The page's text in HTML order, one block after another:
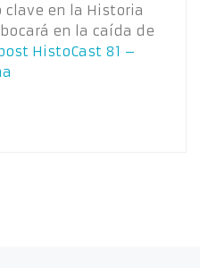
clave en la Historia
en la caída de
HistoCast 81 –